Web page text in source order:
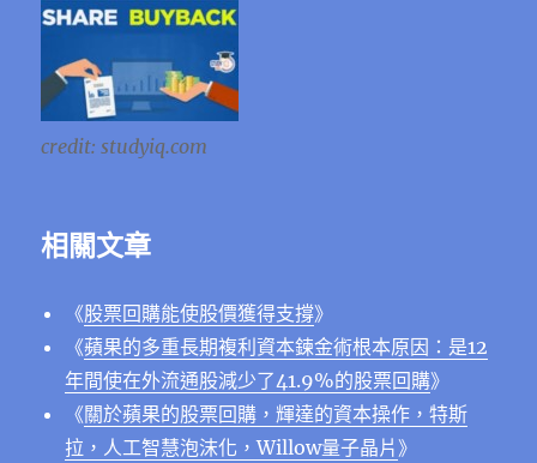
credit: studyiq.com
相關文章
《股票回購能使股價獲得支撐》
《蘋果的多重長期複利資本鍊金術根本原因：是12
年間使在外流通股減少了41.9%的股票回購》
《關於蘋果的股票回購，輝達的資本操作，特斯
拉，人工智慧泡沫化，Willow量子晶片》